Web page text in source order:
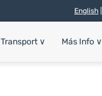
English
Transport ∨ Más Info ∨